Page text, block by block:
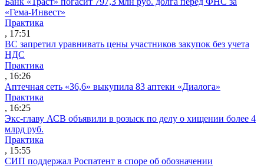
«Гема-Инвест»
Практика
, 17:51
ВС запретил уравнивать цены участников закупок без учета
НДС
Практика
, 16:26
Аптечная сеть «36,6» выкупила 83 аптеки «Диалога»
Практика
, 16:25
Экс-главу АСВ объявили в розыск по делу о хищении более 4
млрд руб.
Практика
, 15:55
СИП поддержал Роспатент в споре об обозначении